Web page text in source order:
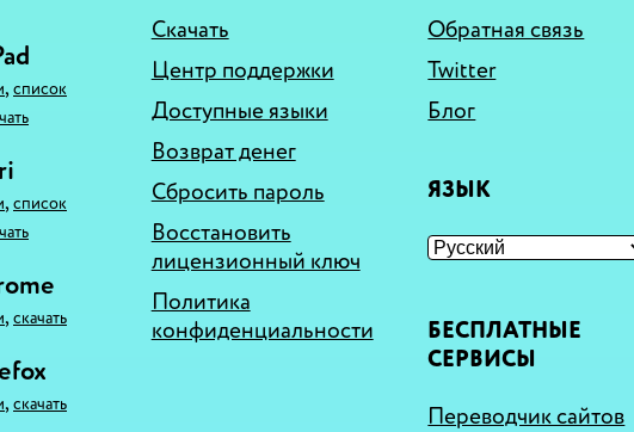
, список
, список
, скачать
, скачать
Скачать
Центр поддержки
Доступные языки
Возврат денег
Сбросить пароль
Восстановить
лицензионный ключ
Политика
конфиденциальности
Обратная связь
Twitter
Блог
ЯЗЫК
БЕСПЛАТНЫЕ
СЕРВИСЫ
Переводчик сайтов